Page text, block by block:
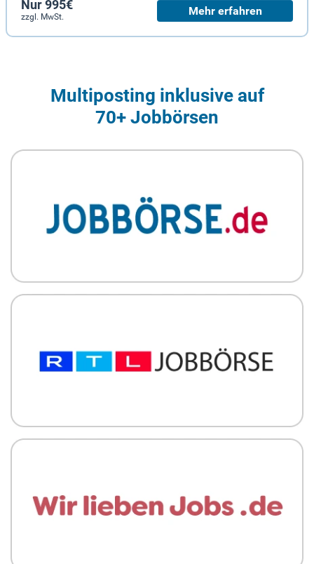
Nur 995€
zzgl. MwSt. Mehr erfahren
Multiposting inklusive auf
70+ Jobbörsen